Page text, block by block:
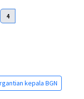
4
kepala BGN